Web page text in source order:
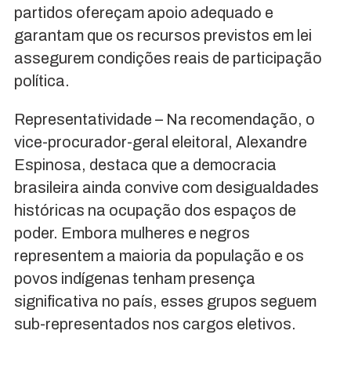
partidos ofereçam apoio adequado e
garantam que os recursos previstos em lei
assegurem condições reais de participação
política.
Representatividade – Na recomendação, o
vice-procurador-geral eleitoral, Alexandre
Espinosa, destaca que a democracia
brasileira ainda convive com desigualdades
históricas na ocupação dos espaços de
poder. Embora mulheres e negros
representem a maioria da população e os
povos indígenas tenham presença
significativa no país, esses grupos seguem
sub-representados nos cargos eletivos.